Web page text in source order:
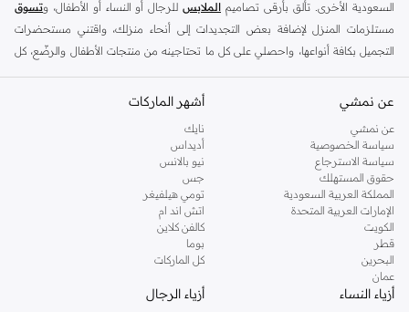
السعودية الأخرى. تألق بأرقى تصاميم الملابس للرجال أو النساء أو الأطفال، وتسوق
مستلزمات المنزل لإضافة بعض التجديدات إلى أنحاء منزلك، واقتني مستحضرات
التجميل بكافة أنواعها، واحصلي على كل ما تحتاجينه من منتجات الأطفال والرضّع، كل
أفضل العلامات التجارية في السعودية
يضم متجر نمشي السعودية أونلاين مجموعة ضخمة من المنتجات من أفضل العلامات
التجارية، بداية من الأزياء وحتى مستلزمات المنزل. ستجد لدينا كل ما ترغب به من
الملابس والأحذية والإكسسوارات وكافة احتياجاتك الأخرى من علامات رائدة مثل:
ديفاكتو ، و ديزل، وبيير كاردان تومي هيلفيغر، وريفر ايلاند
ومايكل كورس ، وبيفرلي هيلز بولو كلوب ، وأمريكان إيجل
لورين
كما ستجد ملابس للكبار والأطفال لدى نمشي السعودية من علامات مثل
وماركات خاصة بالأطفال مثل
وأخرى للرضع مثل مذركير
عن نمشي
عن نمشي
سياسة الخصوصية
سياسة الاسترجاع
حقوق المستهلك
المملكة العربية السعودية
الإمارات العربية المتحدة
الكويت
قطر
البحرين
عمان
أشهر الماركات
نايك
أديداس
نيو بالانس
جس
تومي هيلفيغر
اتش اند ام
كالفن كلاين
بوما
كل الماركات
أزياء النساء أزياء الرجال